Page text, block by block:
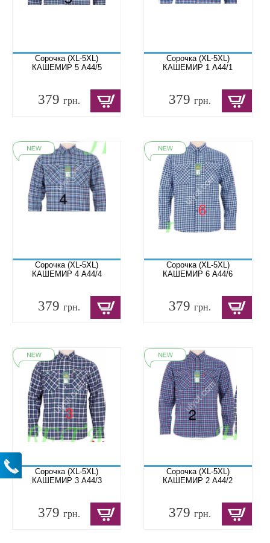
Сорочка (XL-5XL)
КАШЕМИР 5 A44/5
379 грн.
Сорочка (XL-5XL)
КАШЕМИР 1 A44/1
379грн.
Сорочка (XL-5XL)
КАШЕМИР 4 A44/4
379 грн.
Сорочка (XL-5XL)
КАШЕМИР 6 A44/6
379грн.
Сорочка (XL-5XL)
КАШЕМИР 3 A44/3
379 грн.
Сорочка (XL-5XL)
КАШЕМИР 2 A44/2
379грн.